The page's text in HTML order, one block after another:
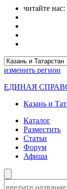
читайте нас:
изменить регион
ЕДИНАЯ
Казань и
Каталог
Разместить
Статьи
Форум
Афиша